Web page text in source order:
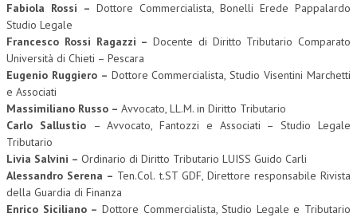
Fabiola Rossi – Dottore Commercialista, Bonelli Erede Pappalardo
Studio Legale
Francesco Rossi Ragazzi – Docente di Diritto Tributario Comparato
Università di Chieti – Pescara
Eugenio Ruggiero – Dottore Commercialista, Studio Visentini Marchetti
e Associati
Massimiliano Russo – Avvocato, LL.M. in Diritto Tributario
Carlo Sallustio
– Avvocato, Fantozzi e Associati – Studio Legale
Tributario
Livia Salvini – Ordinario di Diritto Tributario LUISS Guido Carli
Alessandro Serena – Ten.Col. t.ST GDF, Direttore responsabile Rivista
della Guardia di Finanza
Enrico Siciliano – Dottore Commercialista, Studio Legale e Tributario